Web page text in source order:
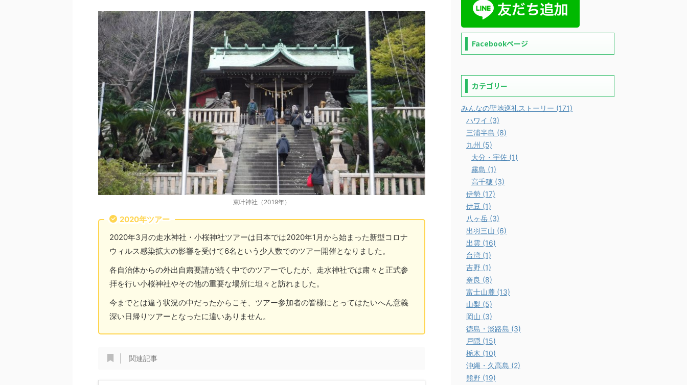
東叶神社（2019年）
2020年ツアー
2020年3月の走水神社・小桜神社ツアーは日本では2020年1月から始まった新型コロナ
ウィルス感染拡大の影響を受けて6名という少人数でのツアー開催となりました。
各自治体からの外出自粛要請が続く中でのツアーでしたが、走水神社では粛々と正式参
拝を行い小桜神社やその他の重要な場所に坦々と訪れました。
今までとは違う状況の中だったからこそ、ツアー参加者の皆様にとってはたいへん意義
深い日帰りツアーとなったに違いありません。
関連記事
Facebookページ
カテゴリー
みんなの聖地巡礼ストーリー (171)
ハワイ (3)
三浦半島 (8)
九州 (5)
大分・宇佐 (1)
霧島 (1)
高千穂 (3)
伊勢 (17)
伊豆 (1)
八ヶ岳 (3)
出羽三山 (6)
出雲 (16)
台湾 (1)
吉野 (1)
奈良 (8)
富士山麓 (13)
山梨 (5)
岡山 (3)
徳島・淡路島 (3)
戸隠 (15)
栃木 (10)
沖縄・久高島 (2)
熊野 (19)